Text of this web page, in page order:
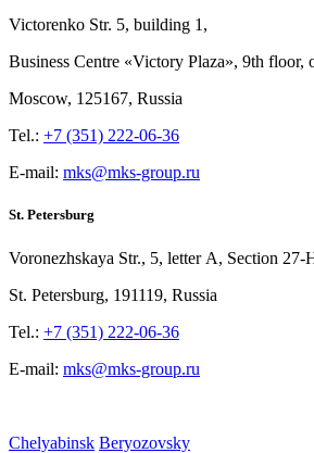
Victorenko Str. 5, building 1,
Business Centre «Victory Plaza», 9th floor,
Moscow, 125167, Russia
Tel.: +7 (351) 222-06-36
E-mail: mks@mks-group.ru
St. Petersburg
Voronezhskaya Str., 5, letter A, Section 27-
St. Petersburg, 191119, Russia
Tel.: +7 (351) 222-06-36
E-mail: mks@mks-group.ru
Chelyabinsk Beryozovsky